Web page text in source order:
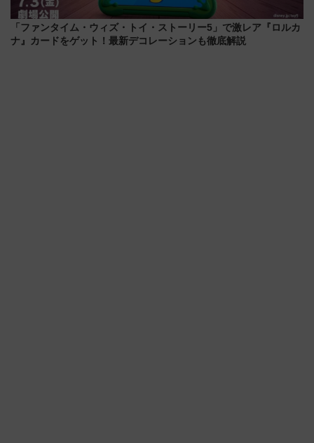
「ファンタイム・ウィズ・トイ・ストーリー5」で激レア『ロルカ
ナ』カードをゲット！最新デコレーションも徹底解説